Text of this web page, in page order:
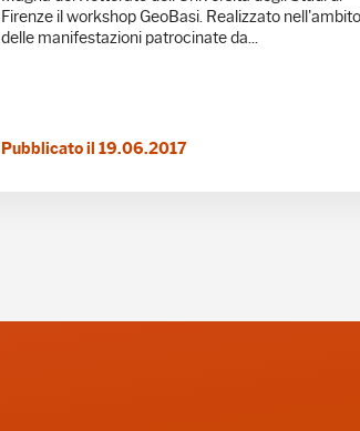
Firenze il workshop GeoBasi. Realizzato nell'ambito
delle manifestazioni patrocinate da...
Pubblicato il 19.06.2017